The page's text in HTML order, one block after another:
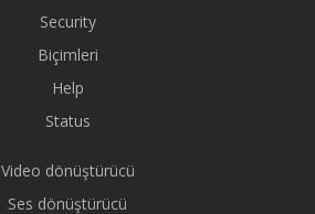
Security
Biçimleri
Help
Status
Video dönüştürücü
Ses dönüştürücü